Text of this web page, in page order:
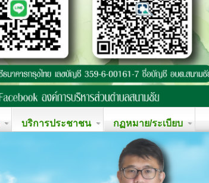
บริการประชาชน กฏหมาย/ระเบียบ